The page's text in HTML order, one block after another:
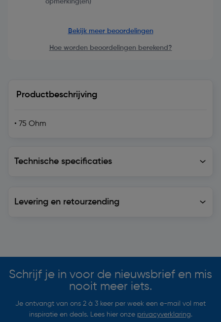
Bekijk meer beoordelingen
Hoe worden beoordelingen berekend?
Productbeschrijving
• 75 Ohm
Technische specificaties
Levering en retourzending
Schrijf je in voor de nieuwsbrief en mis
nooit meer iets.
Je ontvangt van ons 2 à 3 keer per week een e-mail vol met
inspiratie en deals. Lees hier onze privacyverklaring.